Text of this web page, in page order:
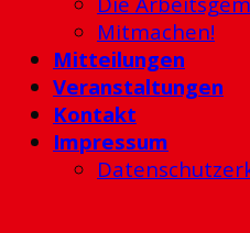
Mitmachen!
Mitteilungen
Veranstaltungen
Kontakt
Impressum